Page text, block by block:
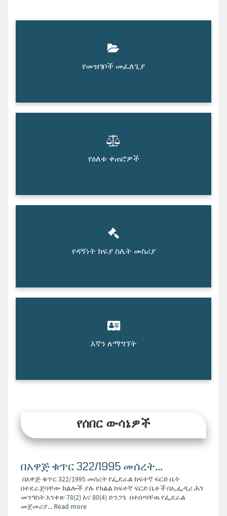
የመዝገቦች መፈለጊያ
የዕለቱ ቀጠሮዎች
የዳኝነት ክፍያ ስሌት መስሪያ
እኛን ለማግኘት
የሰበር ውሳኔዎች
በአዋጅ ቁጥር 322/1995 መሰረት...
በአዋጅ ቁጥር 322/1995 መሰረት የፌደራል ከፍተኛ ፍርድ ቤት
በተደራጀባቸው ክልሎች ያሉ የክልል ከፍተኛ ፍርድ ቤቶች በኢፌዲሪ ሕገ
መንግስት አንቀጽ 78(2) እና 80(4) ድንጋጌ በተሰጣቸዉ የፌደራል
መጀመሪያ... Read more